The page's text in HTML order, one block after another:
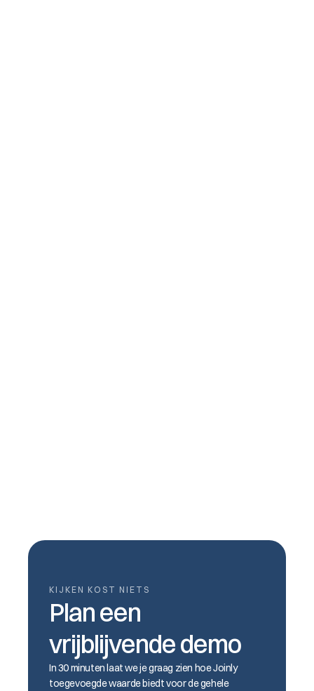
KIJKEN KOST NIETS
Plan een
vrijblijvende demo
In 30 minuten laat we je graag zien hoe Joinly
toegevoegde waarde biedt voor de gehele